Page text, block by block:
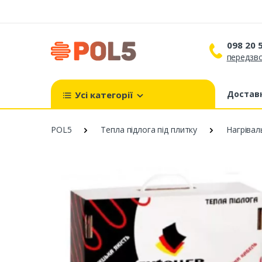
098 20
098
093
Усі категорії
POL5 Тепла підлога під плитку